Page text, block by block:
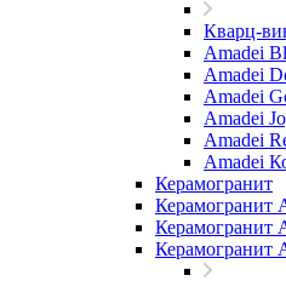
Кварц-
Amadei
Amadei
Amadei
Amadei
Amadei
Amadei
Керамогранит
Керамогранит
Керамогранит
Керамогранит